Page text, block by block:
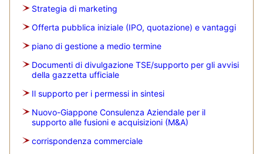
Strategia di marketing
Offerta pubblica iniziale (IPO, quotazione) e vantaggi
piano di gestione a medio termine
Documenti di divulgazione TSE/supporto per gli avvisi
della gazzetta ufficiale
Il supporto per i permessi in sintesi
Nuovo-Giappone Consulenza Aziendale per il
supporto alle fusioni e acquisizioni (M&A)
corrispondenza commerciale